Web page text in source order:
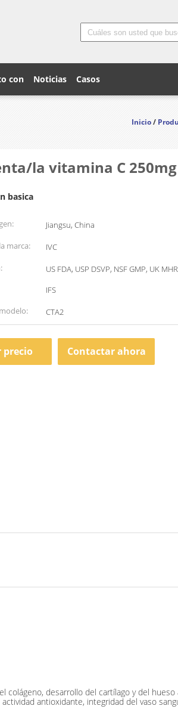
con Noticias Casos
Inicio/
la vitamina C 250mg
basica
Jiangsu, China
marca:
IVC
US FDA, USP DSVP, NSF GMP, UK
IFS
CTA2
precio Contactar ahora
colágeno, desarrollo del cartílago y del
antioxidante, integridad del vaso